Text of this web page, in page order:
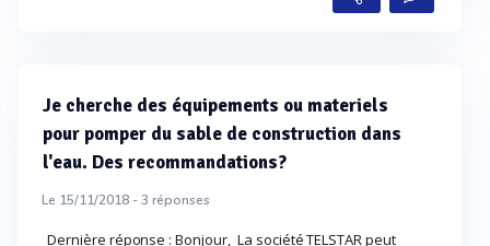
Je cherche des équipements ou materiels
pour pomper du sable de construction dans
l'eau. Des recommandations?
Le 15/11/2018 -3 réponses
Dernière réponse : Bonjour, La société TELSTAR peut